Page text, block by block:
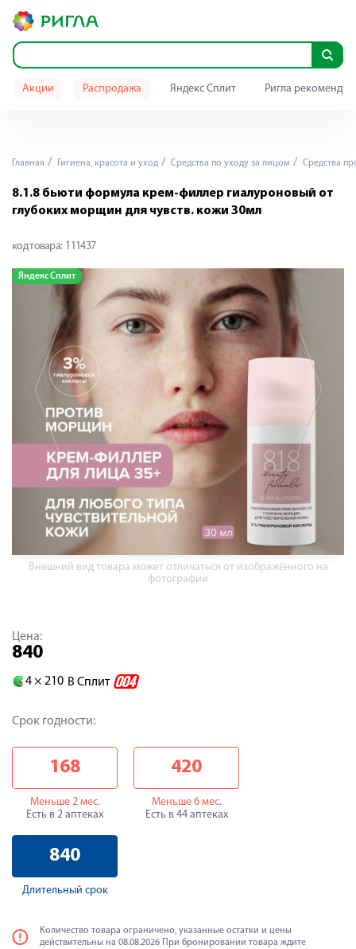
Акции Распродажа Яндекс Сплит Ригла
Главная Гигиена, красота и уход Средства по уходу за лицом Средства
8.1.8 бьюти формула крем-филлер гиалуроновый от
глубоких морщин для чувств. кожи 30мл
код товара: 111437
Яндекс Сплит
Внешний вид товара может отличаться от изображённого на
фотографии
Цена:
840
4 × 210 В Сплит
Срок годности:
168
Меньше 2 мес.
Есть в 2 аптеках
420
Меньше 6 мес.
Есть в 44 аптеках
840
Длительный срок
Количество товара ограничено, указанные остатки и цены
действительны на 08.08.2026 При бронировании товара ждите